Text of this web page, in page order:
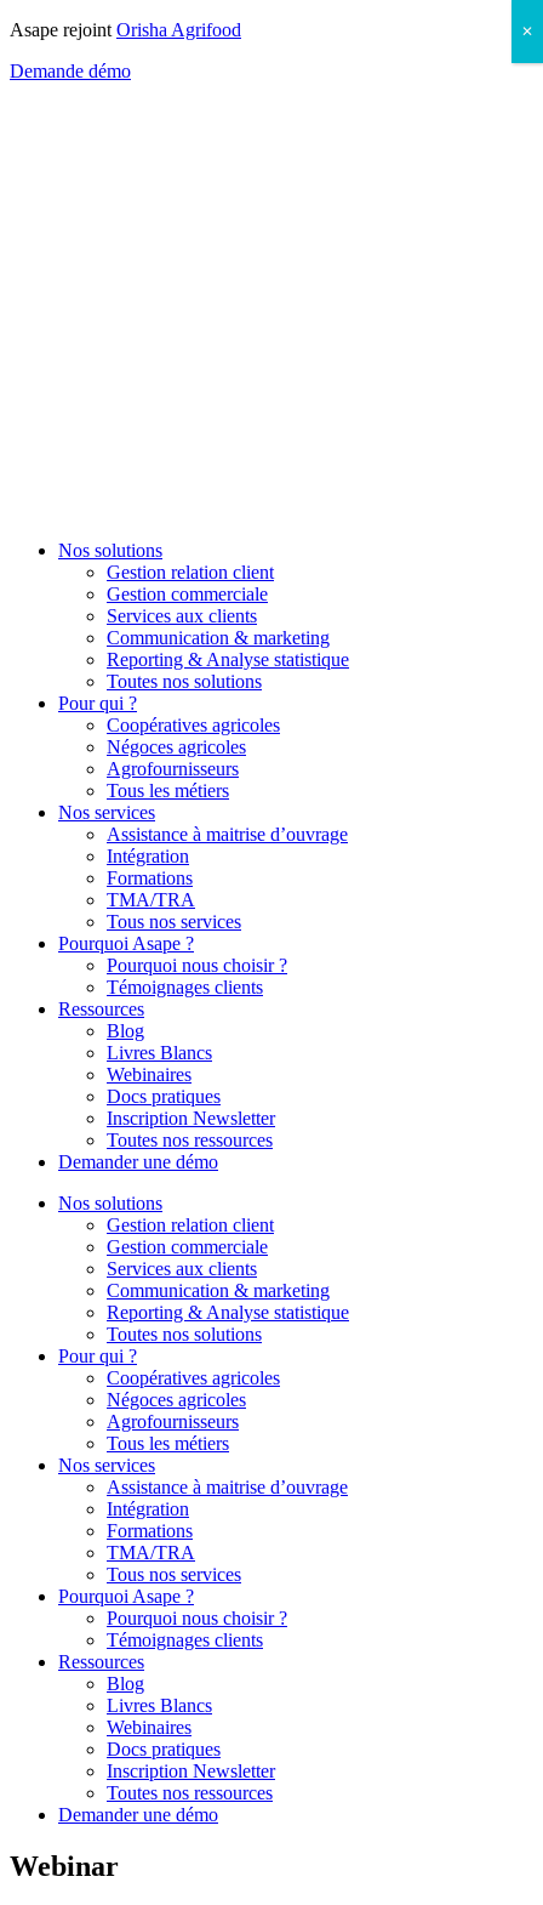
Asape rejoint Orisha Agrifood
Demande démo
Nos solutions
Gestion relation client
Gestion commerciale
Services aux clients
Communication & marketing
Reporting & Analyse statistique
Toutes nos solutions
Pour qui ?
Coopératives agricoles
Négoces agricoles
Agrofournisseurs
Tous les métiers
Nos services
Assistance à maitrise d’ouvrage
Intégration
Formations
TMA/TRA
Tous nos services
Pourquoi Asape ?
Pourquoi nous choisir ?
Témoignages clients
Ressources
Blog
Livres Blancs
Webinaires
Docs pratiques
Inscription Newsletter
Toutes nos ressources
Demander une démo
Nos solutions
Gestion relation client
Gestion commerciale
Services aux clients
Communication & marketing
Reporting & Analyse statistique
Toutes nos solutions
Pour qui ?
Coopératives agricoles
Négoces agricoles
Agrofournisseurs
Tous les métiers
Nos services
Assistance à maitrise d’ouvrage
Intégration
Formations
TMA/TRA
Tous nos services
Pourquoi Asape ?
Pourquoi nous choisir ?
Témoignages clients
Ressources
Blog
Livres Blancs
Webinaires
Docs pratiques
Inscription Newsletter
Toutes nos ressources
Demander une démo
Webinar
✕